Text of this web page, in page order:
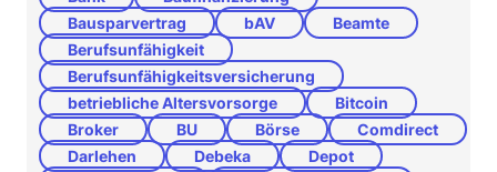
Bausparvertrag
bAV
Beamte
Berufsunfähigkeit
Berufsunfähigkeitsversicherung
betriebliche Altersvorsorge
Bitcoin
Broker
BU Börse
Comdirect
Darlehen
Debeka
Depot